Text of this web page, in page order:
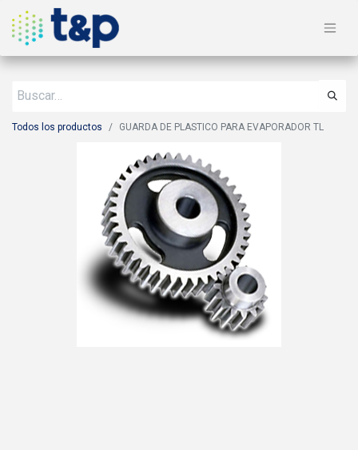
Todos los productos GUARDA DE PLASTICO PARA EVAPORADOR TL